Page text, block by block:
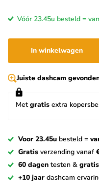
Vóór 23.45u besteld =
In winkelwagen
Juiste dashcam
Met gratis extra
Voor 23.45u besteld =
Gratis verzending vanaf
60 dagen testen & gratis
+10 jaar dashcam